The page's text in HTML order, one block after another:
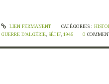
LIEN PERMANENT CATÉGORIES :
GUERRE D'ALGÉRIE, SÉTIF, 1945 0